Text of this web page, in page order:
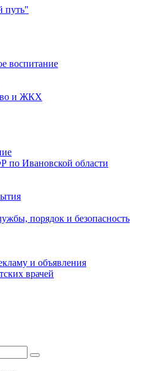
путь"
воспитание
и ЖКХ
по Ивановской области
порядок и безопасность
и объявления
врачей
Поиск